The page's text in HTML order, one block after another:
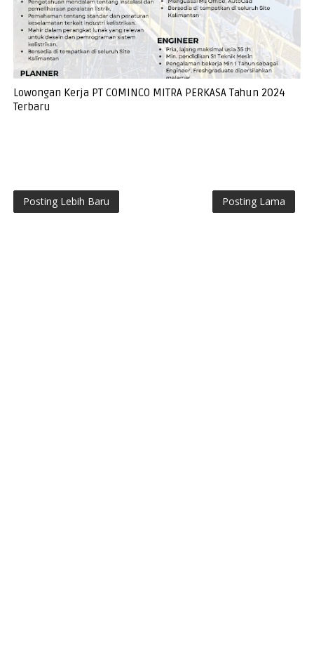
Lowongan Kerja PT COMINCO MITRA PERKASA Tahun 2024
Terbaru
Posting Lebih Baru Posting Lama